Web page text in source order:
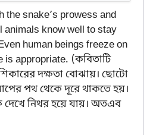
the snake’s prowess and
animals know well to stay
human beings freeze on
is appropriate. (কবিতাটি
দক্ষতা বোঝায়। ছোটো
পথ থেকে দূরে থাকতে হয়।
নিথর হয়ে যায়। অতএব